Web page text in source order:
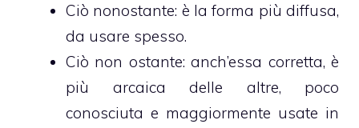
Ciò nonostante: è la forma più diffusa,
da usare spesso.
Ciò non ostante: anch’essa corretta, è
più arcaica delle altre, poco
conosciuta e maggiormente usate in